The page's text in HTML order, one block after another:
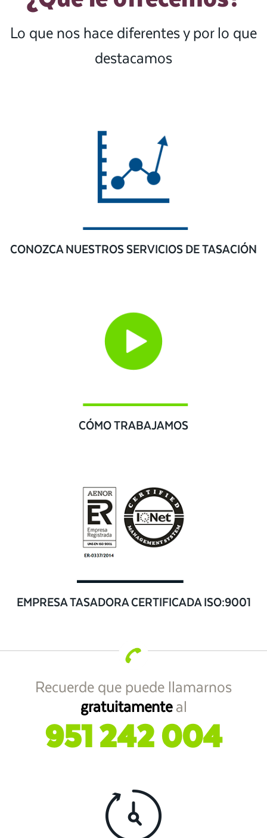
Lo que nos hace diferentes y por lo que
destacamos
CONOZCA NUESTROS SERVICIOS DE TASACIÓN
CÓMO TRABAJAMOS
EMPRESA TASADORA CERTIFICADA ISO:9001
Recuerde que puede llamarnos
gratuitamenteal
951 242 004